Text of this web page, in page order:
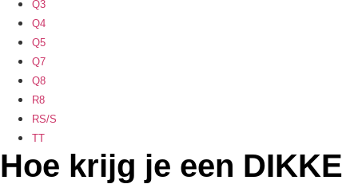
Q3
Q4
Q5
Q7
Q8
R8
RS/S
TT
Hoe krijg je een DIKKE